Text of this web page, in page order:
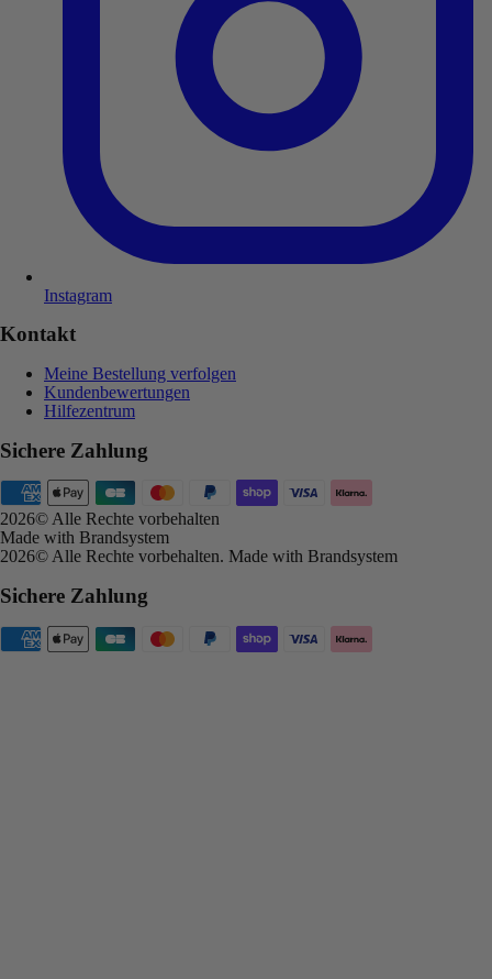
Instagram
Kontakt
Meine Bestellung verfolgen
Kundenbewertungen
Hilfezentrum
Sichere Zahlung
2026© Alle Rechte vorbehalten
Made with Brandsystem
2026© Alle Rechte vorbehalten. Made with Brandsystem
Sichere Zahlung